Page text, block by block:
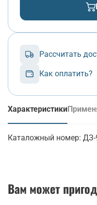
Рассчитать
Как оплатить?
Характеристики
(активная вкладка)
Каталожный номер: ДЗ-
Вам может